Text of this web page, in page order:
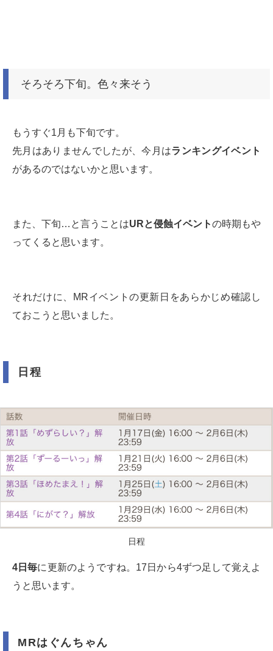
そろそろ下旬。色々来そう
もうすぐ1月も下旬です。
先月はありませんでしたが、今月はランキングイベント
があるのではないかと思います。
また、下旬…と言うことはURと侵蝕イベントの時期もや
ってくると思います。
それだけに、MRイベントの更新日をあらかじめ確認し
ておこうと思いました。
日程
日程
4日毎に更新のようですね。17日から4ずつ足して覚えよ
うと思います。
MRはぐんちゃん